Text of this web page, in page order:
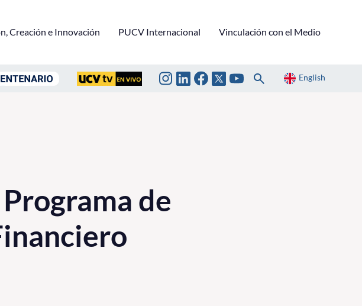
Creación e Innovación PUCV Internacional Vinculación con el Medio
English
de